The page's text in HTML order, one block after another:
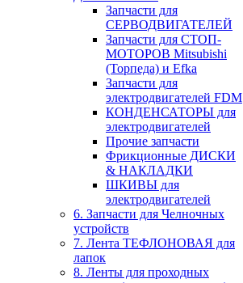
Запчасти для
СЕРВОДВИГАТЕЛЕЙ
Запчасти для СТОП-
МОТОРОВ Mitsubishi
(Торпеда) и Efka
Запчасти для
электродвигателей FDM
КОНДЕНСАТОРЫ для
электродвигателей
Прочие запчасти
Фрикционные ДИСКИ
& НАКЛАДКИ
ШКИВЫ для
электродвигателей
6. Запчасти для Челночных
устройств
7. Лента ТЕФЛОНОВАЯ для
лапок
8. Ленты для проходных